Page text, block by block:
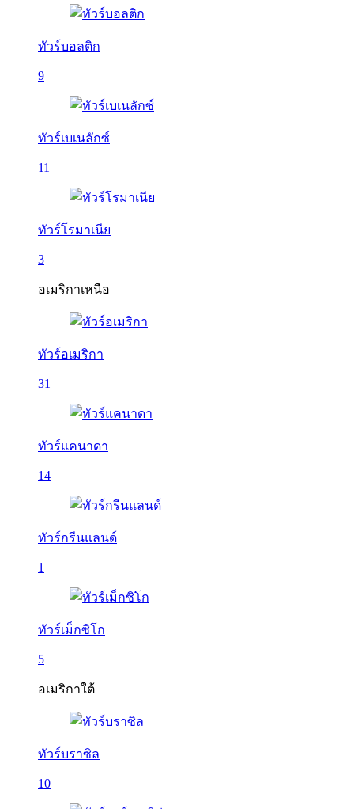
ทัวร์บอลติก
9
ทัวร์เบเนลักซ์
11
ทัวร์โรมาเนีย
3
อเมริกาเหนือ
ทัวร์อเมริกา
31
ทัวร์แคนาดา
14
ทัวร์กรีนแลนด์
1
ทัวร์เม็กซิโก
5
อเมริกาใต้
ทัวร์บราซิล
10